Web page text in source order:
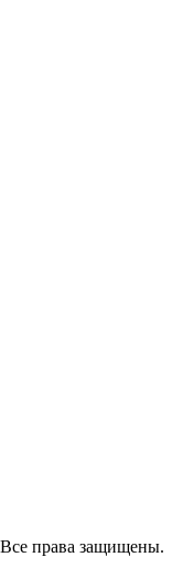
права защищены.